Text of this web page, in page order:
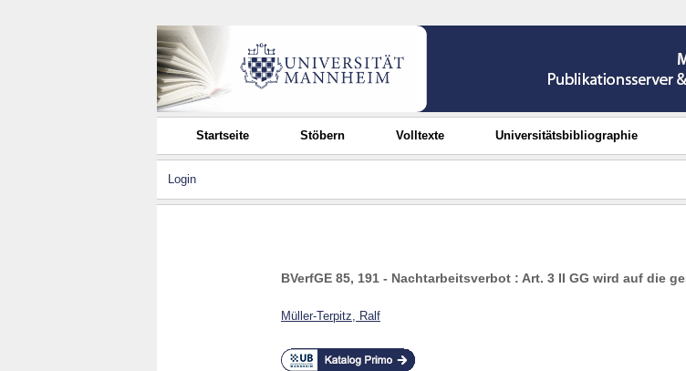
Startseite Stöbern Volltexte Universitätsbibliographie
Login
BVerfGE 85, 191 - Nachtarbeitsverbot : Art. 3 II GG wird auf die
Müller-Terpitz, Ralf